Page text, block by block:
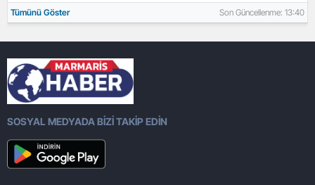
Tümünü Göster Son Güncellenme: 13:40
SOSYAL MEDYADA BİZİ TAKİP EDİN